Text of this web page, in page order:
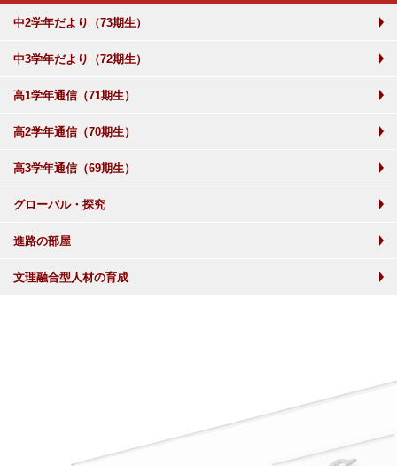
中2学年だより（73期生）
中3学年だより（72期生）
高1学年通信（71期生）
高2学年通信（70期生）
高3学年通信（69期生）
グローバル・探究
進路の部屋
文理融合型人材の育成